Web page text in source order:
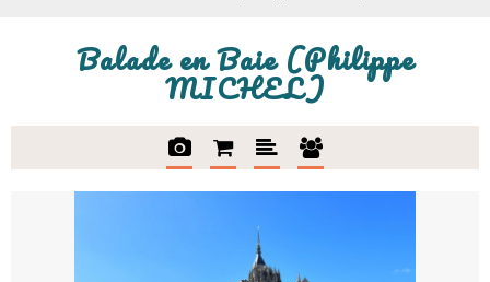
Balade en Baie (Philippe
MICHEL)